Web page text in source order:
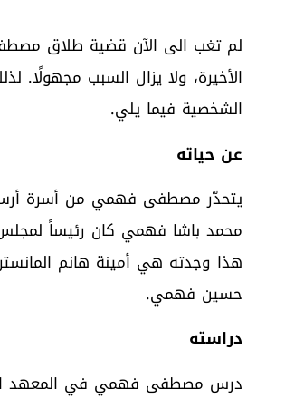
لم تغب الى الآن قضية طلاق
الأخيرة، ولا يزال السبب مجهولًا.
الشخصية فيما يلي.
عن حياته
يتحدّر مصطفى فهمي من أسرة
محمد باشا فهمي كان رئيساً
هذا وجدته هي أمينة هانم
حسين فهمي.
دراسته
درس مصطفى فهمي في المعهد